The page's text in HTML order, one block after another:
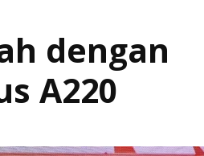
dengan
A220